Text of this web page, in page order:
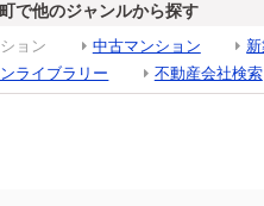
で他のジャンルから探す
ョン 中古マンション
ライブラリー
不動産会社検索